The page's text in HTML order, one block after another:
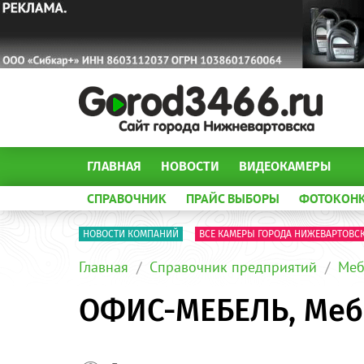
ГЛАВНАЯ НОВОСТИ ВИДЕОКАМЕРЫ
СПРАВОЧНИК ПРАЙС ВЫБОРЫ
НОВОСТИ КОМПАНИЙ ВСЕ КАМЕРЫ ГОРОДА
Главная Справочник предприятий
ОФИС-МЕБЕЛЬ,